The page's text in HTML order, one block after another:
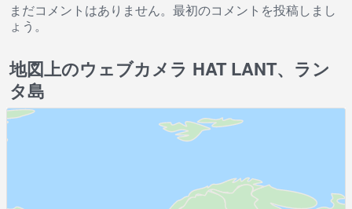
まだコメントはありません。最初のコメントを投稿しまし
ょう。
地図上のウェブカメラ HAT LANT、ラン
タ島